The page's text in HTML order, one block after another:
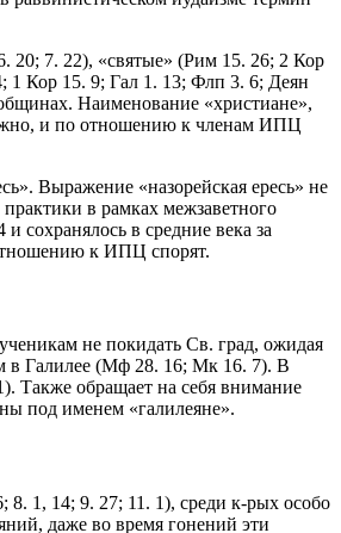
7. 22), «святые» (Рим 15. 26; 2 Кор
1 Кор 15. 9; Гал 1. 13; Флп 3. 6; Деян
Наименование «христиане»,
и по отношению к членам ИПЦ
Выражение «назорейская ересь» не
в рамках межзаветного
сохранялось в средние века за
к ИПЦ спорят.
не покидать Св. град, ожидая
в Галилее (Мф 28. 16; Мк 16. 7). В
Также обращает на себя внимание
под именем «галилеяне».
1, 14; 9. 27; 11. 1), среди к-рых особо
даже во время гонений эти